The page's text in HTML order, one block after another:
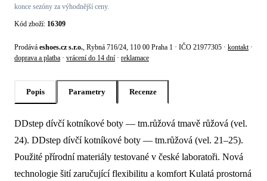
konce sezóny za výhodnější ceny.
Kód zboží: 16309
Prodává eshoes.cz s.r.o. , Rybná 716/24, 110 00 Praha 1 · IČO 21977305 · kontakt ·
doprava a platba · vrácení do 14 dní · reklamace
Popis Parametry Recenze
Popis produktu Ddstep Dívčí kotníkové
DDstep dívčí kotníkové boty — tm.růžová tmavě růžová (vel.
24). DDstep dívčí kotníkové boty — tm.růžová (vel. 21–25).
Použité přírodní materiály testované v české laboratoři. Nová
technologie šití zaručující flexibilitu a komfort Kulatá prostorná